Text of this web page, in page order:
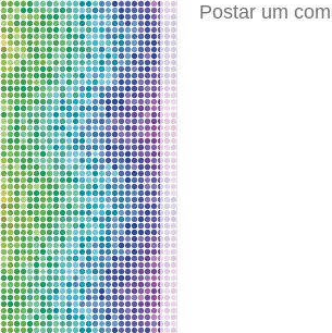
Postar um